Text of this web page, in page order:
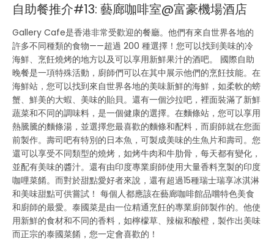
自助餐推介#13: 藝廊咖啡室@富豪機場酒店
Gallery Cafe是香港非常受歡迎的餐廳。他們有來自世界各地的
許多不同種類的食物——超過 200種選擇！您可以找到美味的冷
海鮮、烹飪燒烤的地方以及可以享用新鮮果汁的酒吧。 國際自助
晚餐是一項特殊活動，廚師們可以在其中展示他們的烹飪技能。在
海鮮站，您可以找到來自世界各地的美味新鮮的海鮮，如柔軟的螃
蟹、鮮美的大蝦、美味的貽貝。還有一個沙拉吧，裡面裝滿了新鮮
蔬菜和不同的調味料，是一個健康的選擇。在麵條站，您可以享用
熱騰騰的麵條湯，並選擇您最喜歡的麵條和配料，而廚師就在您面
前製作。壽司吧有特別的日本魚，可製成美味的生魚片和壽司。您
還可以享受不同類型的燒烤，如烤牛肉和牛肋骨，每天都有變化，
並配有美味的醬汁。還有由印度專業廚師使用大量香料烹製的印度
咖哩菜餚。而對於甜點愛好者來說，還有超過15種瑞士瑞享冰淇淋
和美味甜點可供嘗試！ 每個人都應該在藝廊咖啡館品嚐特色美食
和廚師的最愛。泰國菜是由一位精通烹飪的專業廚師製作的。他使
用新鮮的食材和不同的香料，如檸檬草、辣椒和酸橙，製作出美味
而正宗的泰國菜餚，您一定會喜歡的！